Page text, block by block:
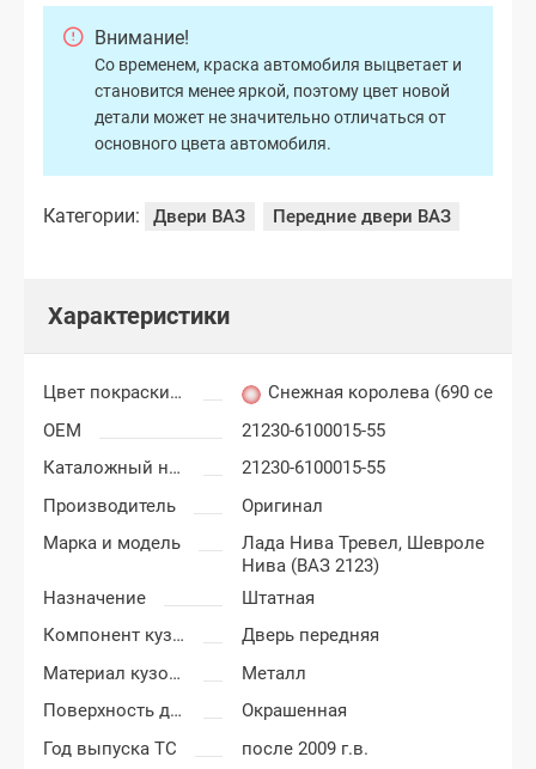
Внимание!
Со временем, краска автомобиля выцветает и
становится менее яркой, поэтому цвет новой
детали может не значительно отличаться от
основного цвета автомобиля.
Категории: Двери ВАЗ Передние двери ВАЗ
Характеристики
Цвет покраски Шевроле Нива
Снежная королева (690
OEM
21230-6100015-55
Каталожный номер
21230-6100015-55
Производитель
Оригинал
Марка и модель
Лада Нива Тревел, Шевроле
Нива (ВАЗ 2123)
Назначение
Штатная
Компонент кузова
Дверь передняя
Материал кузовных деталей
Металл
Поверхность двери
Окрашенная
Год выпуска ТС
после 2009 г.в.